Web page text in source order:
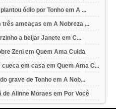
ódio por Tonho em A ...
três ameaças em A Nobreza ...
a beijar Janete em C...
Zeni em Quem Ama Cuida
em casa em Quem Ama C...
grave de Tonho em A Nob...
de Alinne Moraes em Por Você